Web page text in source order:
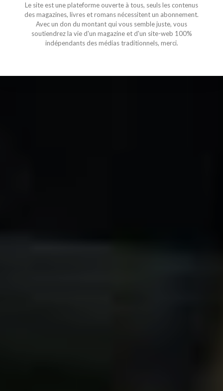
Le site est une plateforme ouverte à tous, seuls les contenus
des magazines, livres et romans nécessitent un abonnement.
Avec un don du montant qui vous semble juste, vous
soutiendrez la vie d'un magazine et d'un site-web 100%
indépendants des médias traditionnels, merci.